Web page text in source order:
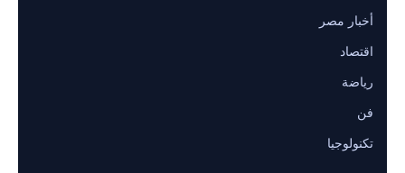
أخبار مصر
اقتصاد
رياضة
فن
تكنولوجيا